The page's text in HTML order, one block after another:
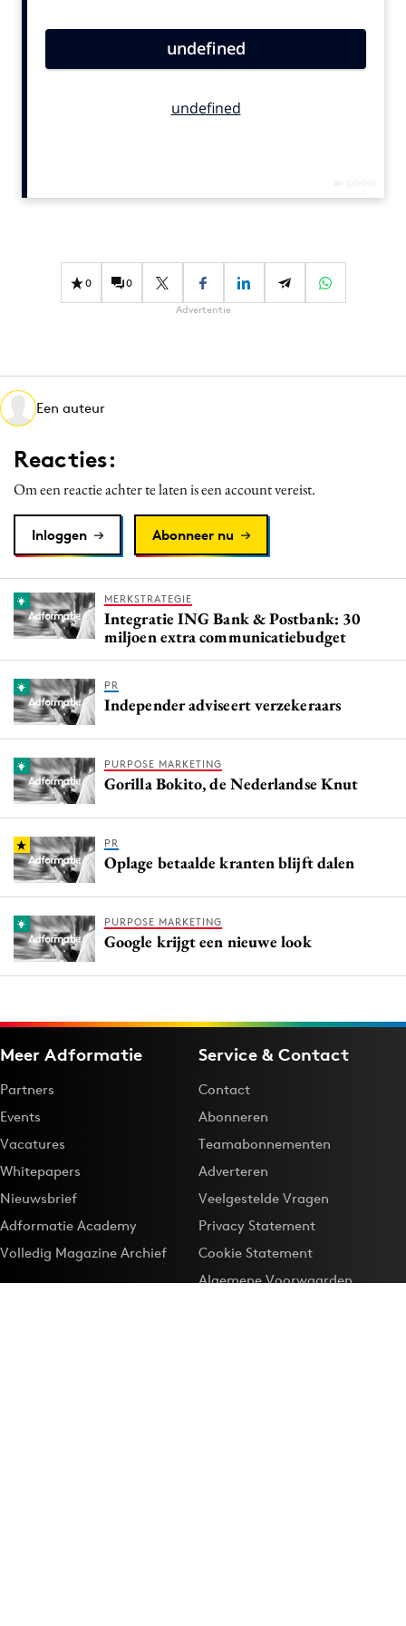
Carriere
Diversiteit
Interne communicatie
Martech
Media
Merkstrategie
PR
Purpose Marketing
Reputatie & crisis
0 0
Advertentie
Een auteur
Reacties:
Om een reactie achter te laten is een account vereist.
Inloggen Abonneer nu
MERKSTRATEGIE
Integratie ING Bank & Postbank: 30
miljoen extra communicatiebudget
PR
Independer adviseert verzekeraars
PURPOSE MARKETING
Gorilla Bokito, de Nederlandse Knut
PR
Oplage betaalde kranten blijft dalen
PURPOSE MARKETING
Google krijgt een nieuwe look
Meer Adformatie
Partners
Events
Vacatures
Whitepapers
Nieuwsbrief
Adformatie Academy
Volledig Magazine Archief
Service & Contact
Contact
Abonneren
Teamabonnementen
Adverteren
Veelgestelde Vragen
Privacy Statement
Cookie Statement
Algemene Voorwaarden